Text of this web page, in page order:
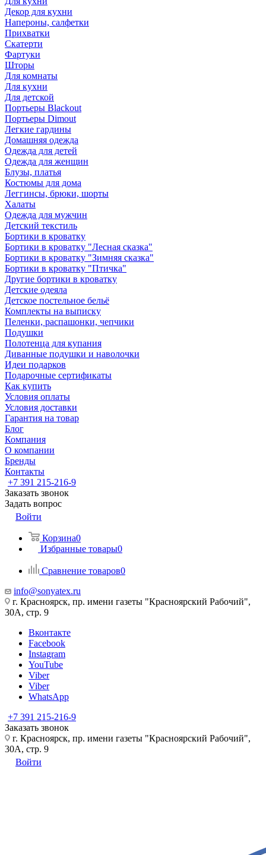
Декор для кухни
Напероны, салфетки
Прихватки
Скатерти
Фартуки
Шторы
Для комнаты
Для кухни
Для детской
Портьеры Blackout
Портьеры Dimout
Легкие гардины
Домашняя одежда
Одежда для детей
Одежда для женщин
Блузы, платья
Костюмы для дома
Леггинсы, брюки, шорты
Халаты
Одежда для мужчин
Детский текстиль
Бортики в кроватку
Бортики в кроватку "Лесная сказка"
Бортики в кроватку "Зимняя сказка"
Бортики в кроватку "Птичка"
Другие бортики в кроватку
Детские одеяла
Детское постельное бельё
Комплекты на выписку
Пеленки, распашонки, чепчики
Подушки
Полотенца для купания
Диванные подушки и наволочки
Идеи подарков
Подарочные сертификаты
Как купить
Условия оплаты
Условия доставки
Гарантия на товар
Блог
Компания
О компании
Бренды
Контакты
+7 391 215-216-9
Заказать звонок
Задать вопрос
Войти
Корзина0
Избранные товары0
Сравнение товаров0
info@sonyatex.ru
г. Красноярск, пр. имени газеты "Красноярский Рабочий",
30А, стр. 9
Вконтакте
Facebook
Instagram
YouTube
Viber
Viber
WhatsApp
+7 391 215-216-9
Заказать звонок
г. Красноярск, пр. имени газеты "Красноярский Рабочий",
30А, стр. 9
Войти